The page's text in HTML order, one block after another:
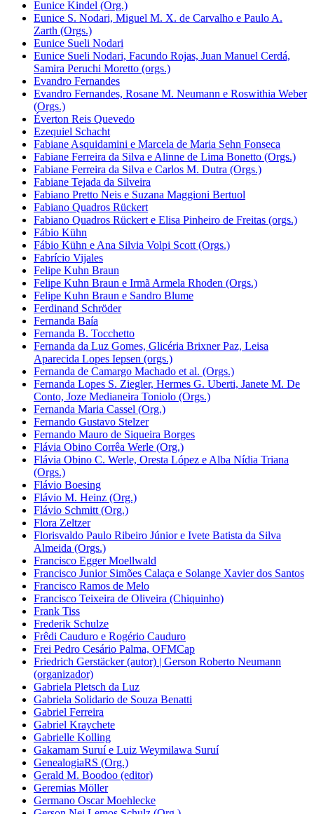
Eunice Kindel (Org.)
Eunice S. Nodari, Miguel M. X. de Carvalho e Paulo A.
Zarth (Orgs.)
Eunice Sueli Nodari
Eunice Sueli Nodari, Facundo Rojas, Juan Manuel Cerdá,
Samira Peruchi Moretto (orgs.)
Evandro Fernandes
Evandro Fernandes, Rosane M. Neumann e Roswithia Weber
(Orgs.)
Éverton Reis Quevedo
Ezequiel Schacht
Fabiane Asquidamini e Marcela de Maria Sehn Fonseca
Fabiane Ferreira da Silva e Alinne de Lima Bonetto (Orgs.)
Fabiane Ferreira da Silva e Carlos M. Dutra (Orgs.)
Fabiane Tejada da Silveira
Fabiano Pretto Neis e Suzana Maggioni Bertuol
Fabiano Quadros Rückert
Fabiano Quadros Rückert e Elisa Pinheiro de Freitas (orgs.)
Fábio Kühn
Fábio Kühn e Ana Silvia Volpi Scott (Orgs.)
Fabrício Vijales
Felipe Kuhn Braun
Felipe Kuhn Braun e Irmã Armela Rhoden (Orgs.)
Felipe Kuhn Braun e Sandro Blume
Ferdinand Schröder
Fernanda Baía
Fernanda B. Tocchetto
Fernanda da Luz Gomes, Glicéria Brixner Paz, Leisa
Aparecida Lopes Iepsen (orgs.)
Fernanda de Camargo Machado et al. (Orgs.)
Fernanda Lopes S. Ziegler, Hermes G. Uberti, Janete M. De
Conto, Joze Medianeira Toniolo (Orgs.)
Fernanda Maria Cassel (Org.)
Fernando Gustavo Stelzer
Fernando Mauro de Siqueira Borges
Flávia Obino Corrêa Werle (Org.)
Flávia Obino C. Werle, Oresta López e Alba Nídia Triana
(Orgs.)
Flávio Boesing
Flávio M. Heinz (Org.)
Flávio Schmitt (Org.)
Flora Zeltzer
Florisvaldo Paulo Ribeiro Júnior e Ivete Batista da Silva
Almeida (Orgs.)
Francisco Egger Moellwald
Francisco Junior Simões Calaça e Solange Xavier dos Santos
Francisco Ramos de Melo
Francisco Teixeira de Oliveira (Chiquinho)
Frank Tiss
Frederik Schulze
Frêdi Cauduro e Rogério Cauduro
Frei Pedro Cesário Palma, OFMCap
Friedrich Gerstäcker (autor) | Gerson Roberto Neumann
(organizador)
Gabriela Pletsch da Luz
Gabriela Solidario de Souza Benatti
Gabriel Ferreira
Gabriel Kraychete
Gabrielle Kolling
Gakamam Suruí e Luiz Weymilawa Suruí
GenealogiaRS (Org.)
Gerald M. Boodoo (editor)
Geremias Möller
Germano Oscar Moehlecke